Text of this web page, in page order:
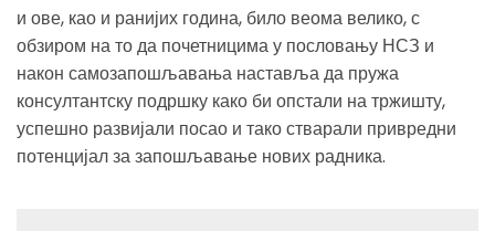
и ове, као и ранијих година, било веома велико, с
обзиром на то да почетницима у пословању НСЗ и
након самозапошљавања наставља да пружа
консултантску подршку како би опстали на тржишту,
успешно развијали посао и тако стварали привредни
потенцијал за запошљавање нових радника.